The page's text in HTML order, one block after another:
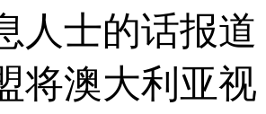
人士的话报道
将澳大利亚视